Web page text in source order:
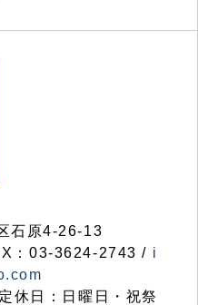
石原4-26-13
：03-3624-2743 / i
休日：日曜日・祝祭